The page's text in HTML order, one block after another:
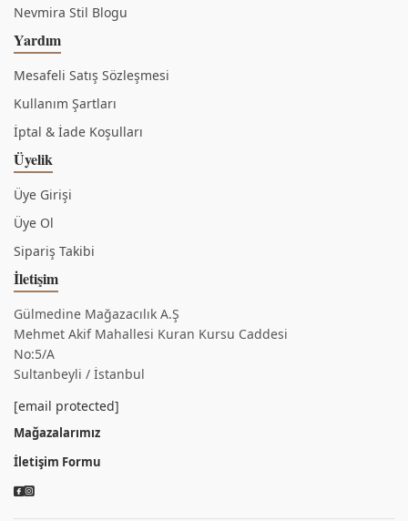
Nevmira Stil Blogu
Yardım
Mesafeli Satış Sözleşmesi
Kullanım Şartları
İptal & İade Koşulları
Üyelik
Üye Girişi
Üye Ol
Sipariş Takibi
İletişim
Gülmedine Mağazacılık A.Ş
Mehmet Akif Mahallesi Kuran Kursu Caddesi
No:5/A
Sultanbeyli / İstanbul
[email protected]
Mağazalarımız
İletişim Formu